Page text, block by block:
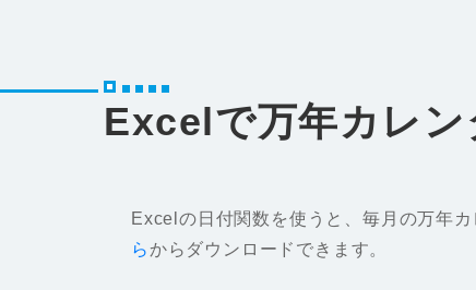
Excelで万年カレン
Excelの日付関数を使うと、毎月の万年
らからダウンロードできます。